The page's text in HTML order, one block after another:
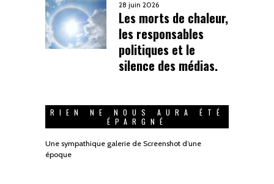
28 juin 2026
Les morts de chaleur,
les responsables
politiques et le
silence des médias.
RIEN NE NOUS AURA ÉTÉ
ÉPARGNÉ
Une sympathique galerie de Screenshot d’une
époque